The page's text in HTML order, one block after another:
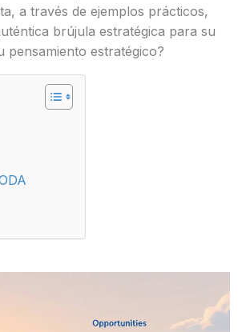
a través de ejemplos prácticos,
brújula estratégica para su
estratégico?